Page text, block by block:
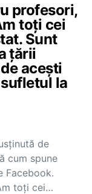
profesori,
toți cei
Sunt
țării
acești
la
de
cum spune
Facebook.
toți cei…